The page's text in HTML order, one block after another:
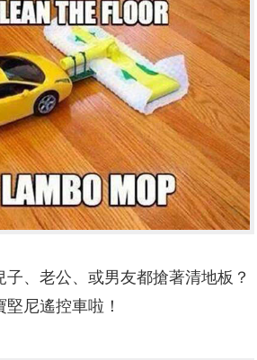
、老公、或男友都搶著清地板？
尼遙控車啦！